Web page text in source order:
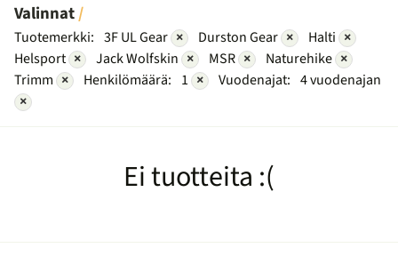
Valinnat
Tuotemerkki: 3F UL Gear × Durston Gear × Halti ×
Helsport × Jack Wolfskin × MSR × Naturehike ×
Trimm × Henkilömäärä: 1 × Vuodenajat: 4 vuodenajan
×
Ei tuotteita :(